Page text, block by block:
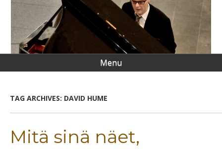
Menu
TAG ARCHIVES: DAVID HUME
Mitä sinä näet,